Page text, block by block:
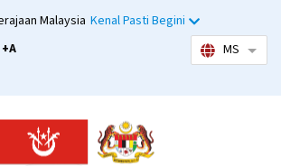
Malaysia Kenal Pasti Begini
+A MS